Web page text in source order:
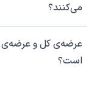
می‌کنند؟
است؟